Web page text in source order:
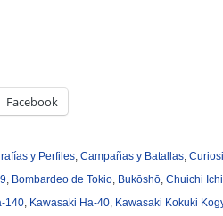
Facebook
y Perfiles, Campañas y Batallas,
, Bombardeo de Tokio, Bukōshō, Chuichi
140, Kawasaki Ha-40, Kawasaki Kokuki